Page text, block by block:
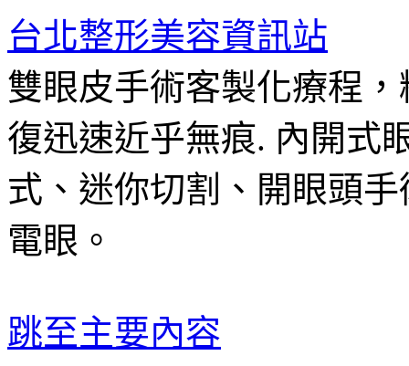
台北整形美容資訊站
雙眼皮手術客製化療程
復迅速近乎無痕. 內開式
式、迷你切割、開眼頭
電眼。
跳至主要內容